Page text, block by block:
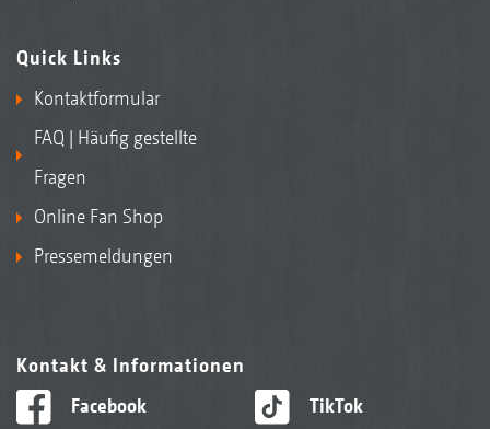
Quick Links
Kontaktformular
FAQ | Häufig gestellte
Fragen
Online Fan Shop
Pressemeldungen
Kontakt & Informationen
Facebook
TikTok